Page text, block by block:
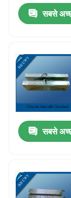
कारखाना भ्रमण
संपर्क करें
एक उद्धरण का
अल्ट्रासोनिक
बहु आवृत्ति
सबसे
सबसे